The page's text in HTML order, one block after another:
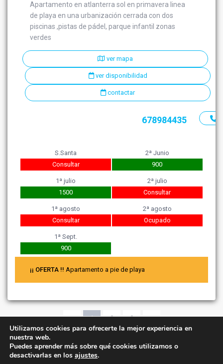
Apartamento en atlanterra sol en primavera linea
de playa en una urbanización cerrada con dos
piscinas ,pistas de pádel, parque infantil zonas
verdes
ver mapa
ver disponibilidad
contactar
678984435
S.Santa
Consultar
2ª Junio
900
1ª julio
1500
2ª julio
Consultar
1ª agosto
Consultar
2ª agosto
Ocupado
1ª Sept.
900
¡¡ OFERTA !! Apartamento a pie de playa
1 2 3
Utilizamos cookies para ofrecerte la mejor experiencia en
nuestra web.
Puedes aprender más sobre qué cookies utilizamos o
desactivarlas en los ajustes.